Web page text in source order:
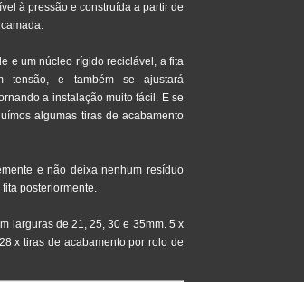
à pressão e construída a partir de
e um núcleo rígido reciclável, a fita
tensão, e também se ajustará
a instalação muito fácil. E se
algumas tiras de acabamento
e não deixa nenhum resíduo
posteriormente.
larguras de 21, 25, 30 e 35mm. 5 x
x tiras de acabamento por rolo de